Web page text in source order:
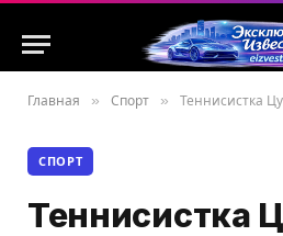
Главная » Спорт » Теннисистка Цуренко
СПОРТ
Теннисистка